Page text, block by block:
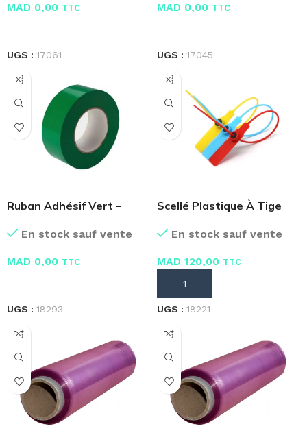
MAD 0,00 TTC
UGS : 17061
MAD 0,00 TTC
UGS : 17045
Ruban Adhésif Vert –
En stock sauf vente
MAD 0,00 TTC
UGS : 18293
Scellé Plastique À Tige
En stock sauf vente
MAD 120,00 TTC
AJOUTER AU PANIER
UGS : 18221